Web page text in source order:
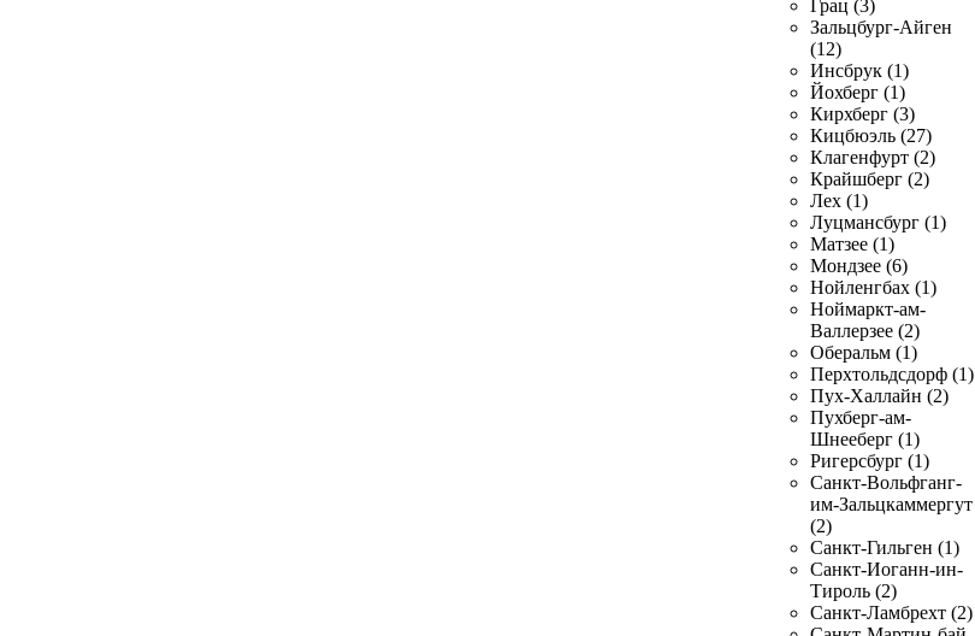
Грац (3)
Зальцбург-Айген
(12)
Инсбрук (1)
Йохберг (1)
Кирхберг (3)
Кицбюэль (27)
Клагенфурт (2)
Крайшберг (2)
Лех (1)
Луцмансбург (1)
Матзее (1)
Мондзее (6)
Нойленгбах (1)
Ноймаркт-ам-
Валлерзее (2)
Оберальм (1)
Перхтольдсдорф (1)
Пух-Халлайн (2)
Пухберг-ам-
Шнееберг (1)
Ригерсбург (1)
Санкт-Вольфганг-
им-Зальцкаммергут
(2)
Санкт-Гильген (1)
Санкт-Иоганн-ин-
Тироль (2)
Санкт-Ламбрехт (2)